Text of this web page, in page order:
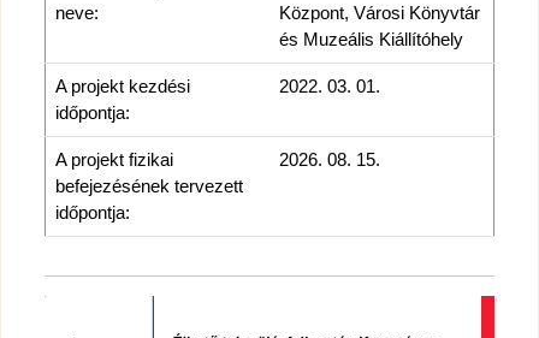
neve:
Központ, Városi Könyvtár
és Muzeális Kiállítóhely
A projekt kezdési
időpontja:
2022. 03. 01.
A projekt fizikai
befejezésének tervezett
időpontja:
2026. 08. 15.